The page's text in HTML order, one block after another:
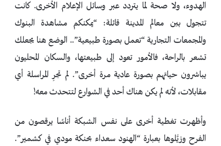
الهدوء، ولا صحة لما يتردد عبر وسائل الإعلام الأخرى. كانت
تتجول بين معالم المدينة قائلة: “يمكنكم مشاهدة البنوك
والمجمعات التجارية “تعمل بصورة طبيعية”.. الوضع هنا يجعلك
تشعر بالراحة، فالأمور تعود إلى طبيعتها، والسكان المحليون
يباشرون حياتهم بصورة عادية مرة أخرى”. لم تجرِ المراسلة أي
مقابلات، لأنه لم يكن هناك أحد في الشوارع لتتحدث معه!
وأظهرت تغطية أخرى على نفس الشبكة أناسًا يرقصون من
الفرح وزيَّلوها بعبارة “الهنود سعداء بحنكة مودي في كشمير”.